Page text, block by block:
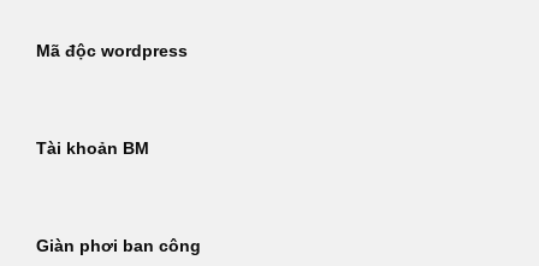
Mã độc wordpress
Tài khoản BM
Giàn phơi ban công